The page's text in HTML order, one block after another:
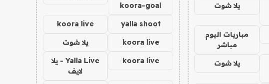
يلا شوت
مباريات اليوم
مباشر
يلا شوت
koora-goal
yalla shoot
koora live
koora live يلا شوت
koora live
Yalla Live - يلا
لايف